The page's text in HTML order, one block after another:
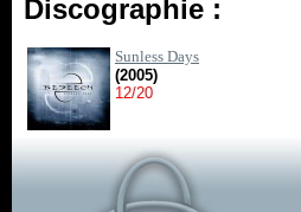
Discographie :
Sunless Days
(2005)
12/20